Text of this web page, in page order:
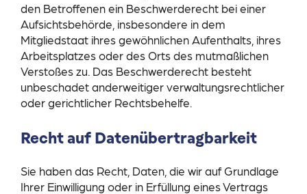
den Betroffenen ein Beschwerderecht bei einer
Aufsichtsbehörde, insbesondere in dem
Mitgliedstaat ihres gewöhnlichen Aufenthalts, ihres
Arbeitsplatzes oder des Orts des mutmaßlichen
Verstoßes zu. Das Beschwerderecht besteht
unbeschadet anderweitiger verwaltungsrechtlicher
oder gerichtlicher Rechtsbehelfe.
Recht auf Daten­übertrag­barkeit
Sie haben das Recht, Daten, die wir auf Grundlage
Ihrer Einwilligung oder in Erfüllung eines Vertrags